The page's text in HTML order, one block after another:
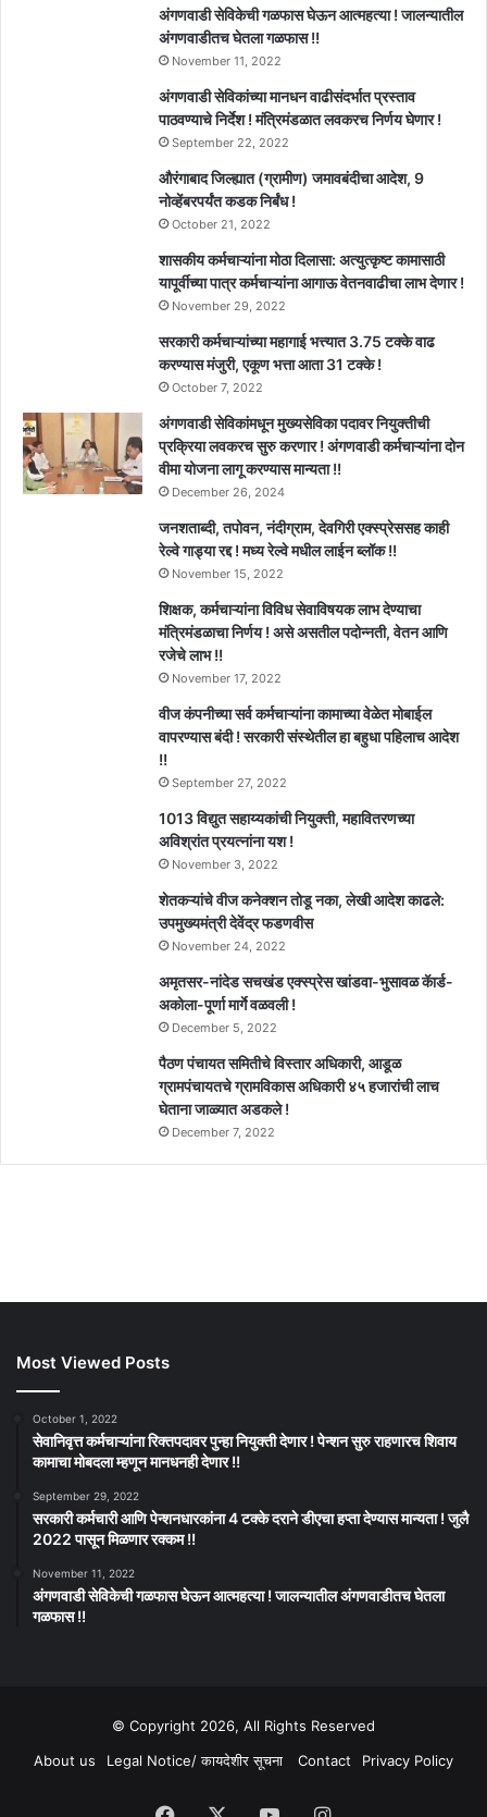
अंगणवाडी सेविकेची गळफास घेऊन आत्महत्या ! जालन्यातील
अंगणवाडीतच घेतला गळफास !!
November 11, 2022
अंगणवाडी सेविकांच्या मानधन वाढीसंदर्भात प्रस्ताव
पाठवण्याचे निर्देश ! मंत्रिमंडळात लवकरच निर्णय घेणार !
September 22, 2022
औरंगाबाद जिल्ह्यात (ग्रामीण) जमावबंदीचा आदेश, 9
नोव्हेंबरपर्यंत कडक निर्बंध !
October 21, 2022
शासकीय कर्मचाऱ्यांना मोठा दिलासा: अत्युत्कृष्ट कामासाठी
यापूर्वीच्या पात्र कर्मचाऱ्यांना आगाऊ वेतनवाढीचा लाभ देणार !
November 29, 2022
सरकारी कर्मचाऱ्यांच्या महागाई भत्त्यात 3.75 टक्के वाढ
करण्यास मंजुरी, एकूण भत्ता आता 31 टक्के !
October 7, 2022
अंगणवाडी सेविकांमधून मुख्यसेविका पदावर नियुक्तीची
प्रक्रिया लवकरच सुरु करणार ! अंगणवाडी कर्मचाऱ्यांना दोन
वीमा योजना लागू करण्यास मान्यता !!
December 26, 2024
जनशताब्दी, तपोवन, नंदीग्राम, देवगिरी एक्स्प्रेससह काही
रेल्वे गाड्या रद्द ! मध्य रेल्वे मधील लाईन ब्लॉक !!
November 15, 2022
शिक्षक, कर्मचाऱ्यांना विविध सेवाविषयक लाभ देण्याचा
मंत्रिमंडळाचा निर्णय ! असे असतील पदोन्नती, वेतन आणि
रजेचे लाभ !!
November 17, 2022
वीज कंपनीच्या सर्व कर्मचाऱ्यांना कामाच्या वेळेत मोबाईल
वापरण्यास बंदी ! सरकारी संस्थेतील हा बहुधा पहिलाच आदेश
!!
September 27, 2022
1013 विद्युत सहाय्यकांची नियुक्ती, महावितरणच्या
अविश्रांत प्रयत्नांना यश !
November 3, 2022
शेतकऱ्यांचे वीज कनेक्शन तोडू नका, लेखी आदेश काढले:
उपमुख्यमंत्री देवेंद्र फडणवीस
November 24, 2022
अमृतसर-नांदेड सचखंड एक्स्प्रेस खांडवा-भुसावळ कॅार्ड-
अकोला-पूर्णा मार्गे वळवली !
December 5, 2022
पैठण पंचायत समितीचे विस्तार अधिकारी, आडूळ
ग्रामपंचायतचे ग्रामविकास अधिकारी ४५ हजारांची लाच
घेताना जाळ्यात अडकले !
December 7, 2022
Most Viewed Posts
October 1, 2022
सेवानिवृत्त कर्मचाऱ्यांना रिक्तपदावर पुन्हा नियुक्ती देणार ! पेन्शन सुरु राहणारच शिवाय
कामाचा मोबदला म्हणून मानधनही देणार !!
September 29, 2022
सरकारी कर्मचारी आणि पेन्शनधारकांना 4 टक्के दराने डीएचा हप्ता देण्यास मान्यता ! जुलै
2022 पासून मिळणार रक्कम !!
November 11, 2022
अंगणवाडी सेविकेची गळफास घेऊन आत्महत्या ! जालन्यातील अंगणवाडीतच घेतला
गळफास !!
© Copyright 2026, All Rights Reserved
About us
Legal Notice/ कायदेशीर सूचना Contact Privacy Policy